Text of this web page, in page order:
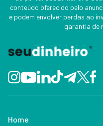
conteúdo oferecido pelo
e podem envolver perdas ao
garantia de
Home